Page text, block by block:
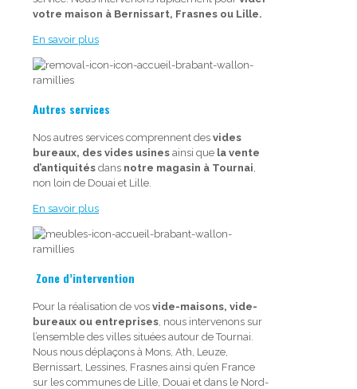
votre maison à Bernissart, Frasnes ou Lille.
En savoir plus
Autres services
Nos autres services comprennent des vides
bureaux, des vides usines ainsi que la vente
d’antiquités dans notre magasin à Tournai
non loin de Douai et Lille.
En savoir plus
Zone d’intervention
Pour la réalisation de vos vide-maisons, vide-
bureaux ou entreprises , nous intervenons sur
l’ensemble des villes situées autour de Tournai.
Nous nous déplaçons à Mons, Ath, Leuze,
Bernissart, Lessines, Frasnes ainsi qu’en France
sur les communes de Lille, Douai et dans le Nord-